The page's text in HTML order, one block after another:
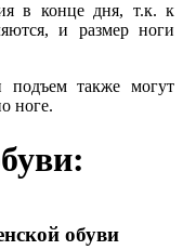
в конце дня, т.к. к
и размер ноги
подъем также могут
ноге.
обуви